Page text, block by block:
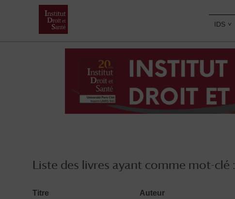
IDS
Liste des livres ayant comme mot-clé :
Titre Auteur